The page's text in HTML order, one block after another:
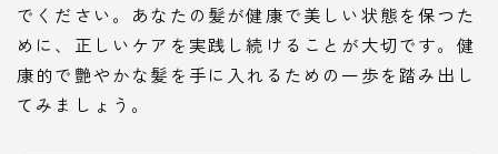
でください。あなたの髪が健康で美しい状態を保つた
めに、正しいケアを実践し続けることが大切です。健
康的で艶やかな髪を手に入れるための一歩を踏み出し
てみましょう。